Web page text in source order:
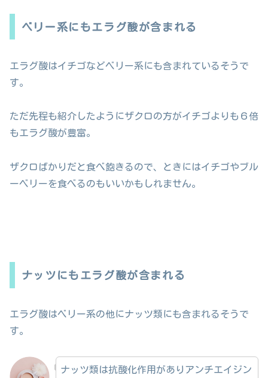
ベリー系にもエラグ酸が含まれる
エラグ酸はイチゴなどベリー系にも含まれているそうで
す。
ただ先程も紹介したようにザクロの方がイチゴよりも６倍
もエラグ酸が豊富。
ザクロばかりだと食べ飽きるので、ときにはイチゴやブル
ーベリーを食べるのもいいかもしれません。
ナッツにもエラグ酸が含まれる
エラグ酸はベリー系の他にナッツ類にも含まれるそうで
す。
ナッツ類は抗酸化作用がありアンチエイジン